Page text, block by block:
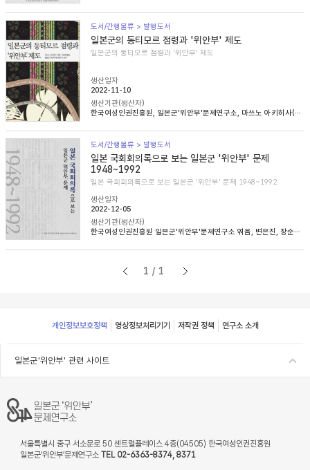
도서/간행물류 > 발행도서
일본군의 동티모르 점령과 '위안부' 제도
일본군의 동티모르 점령과 '위안부' 제도
생산일자
2022-11-10
생산기관(생산자)
한국여성인권진흥원, 일본군'위안부'문제연구소, 마쓰노 아키히사(松野明久), 이승희
도서/간행물류 > 발행도서
일본 국회회의록으로 보는 일본군 '위안부' 문제
1948~1992
일본 국회회의록으로 보는 일본군 '위안부' 문제 1948~1992
생산일자
2022-12-05
생산기관(생산자)
한국여성인권진흥원 일본군'위안부'문제연구소 엮음, 변은진, 장순순, 이태규 옮김
1/1
Footer
개인정보보호정책 영상정보처리기기 저작권 정책 연구소 소개
일본군'위안부' 관련 사이트
서울특별시 중구 서소문로 50 센트럴플레이스 4층(04505) 한국여성인권진흥원
일본군‘위안부’문제연구소 TEL 02-6363-8374, 8371